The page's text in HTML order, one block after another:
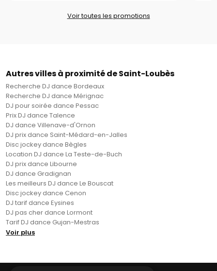
Voir toutes les promotions
Autres villes à proximité de Saint-Loubès
Recherche DJ dance Bordeaux
Recherche DJ dance Mérignac
DJ pour soirée dance Pessac
Prix DJ dance Talence
DJ dance Villenave-d'Ornon
DJ prix dance Saint-Médard-en-Jalles
Disc jockey dance Bègles
Location DJ dance La Teste-de-Buch
DJ prix dance Libourne
DJ dance Gradignan
Les meilleurs DJ dance Le Bouscat
Disc jockey dance Cenon
DJ tarif dance Eysines
DJ pas cher dance Lormont
Tarif DJ dance Gujan-Mestras
Voir plus